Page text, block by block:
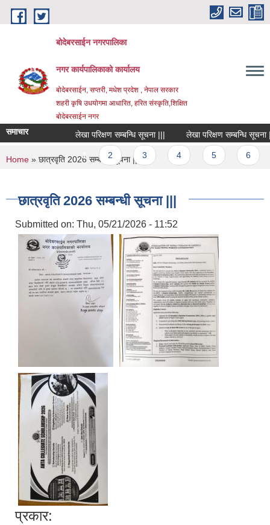
Skip to main content
बोदेबरसाईन नगरपालिका
नगर कार्यपालिकाको कार्यालय
बोदेबरसाईन, सप्तरी, मधेश प्रदेश , नेपाल सरकार
शहरी कृषि उधयोगमा आधारित, हरित संस्कृति,शिक्षित
बोदेबरसाईन नगर
समाचार लेखा परिक्षण सम्बन्धि सूचना ||| लेखा परिक्षण सम्बन्धि सूचना |||
Pages
1 2 3
You are here
Home » छात्रवृति 2026 सम्बन्धी सूचना |||
छात्रवृति 2026 सम्बन्धी सूचना |||
Submitted on: Thu, 05/21/2026 - 11:52
प्रकार: